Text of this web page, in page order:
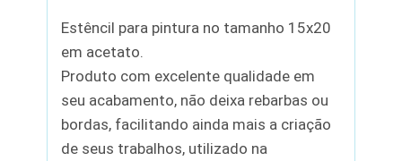
Estêncil para pintura no tamanho 15x20
em acetato.
Produto com excelente qualidade em
seu acabamento, não deixa rebarbas ou
bordas, facilitando ainda mais a criação
de seus trabalhos, utilizado na